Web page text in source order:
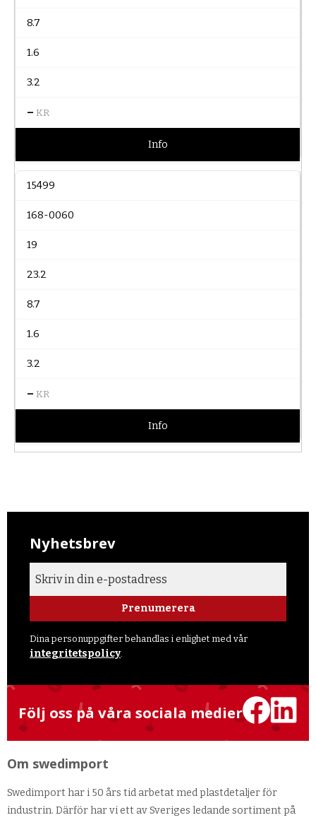
8.7
1.6
3.2
– KR
Info
15499
168-0060
19
23.2
8.7
1.6
3.2
– KR
Info
Nyhetsbrev
Prenumerera
Dina personuppgifter behandlas i enlighet med vår
integritetspolicy
Följ oss på våra sociala medier
Om swedimport
Swedimport har i 50 års tid arbetat med plastdetaljer för
industrin. Därför har vi ett av Sveriges ledande sortiment på